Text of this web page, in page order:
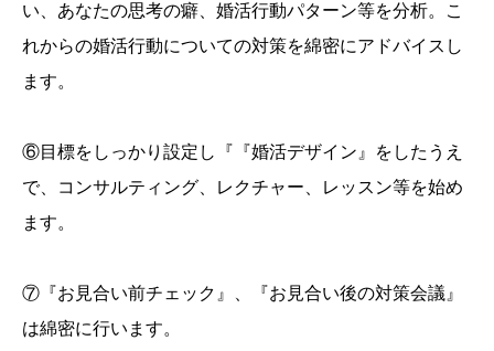
い、あなたの思考の癖、婚活行動パターン等を分析。こ
れからの婚活行動についての対策を綿密にアドバイスし
ます。
⑥目標をしっかり設定し『『婚活デザイン』をしたうえ
で、コンサルティング、レクチャー、レッスン等を始め
ます。
⑦『お見合い前チェック』、『お見合い後の対策会議』
は綿密に行います。